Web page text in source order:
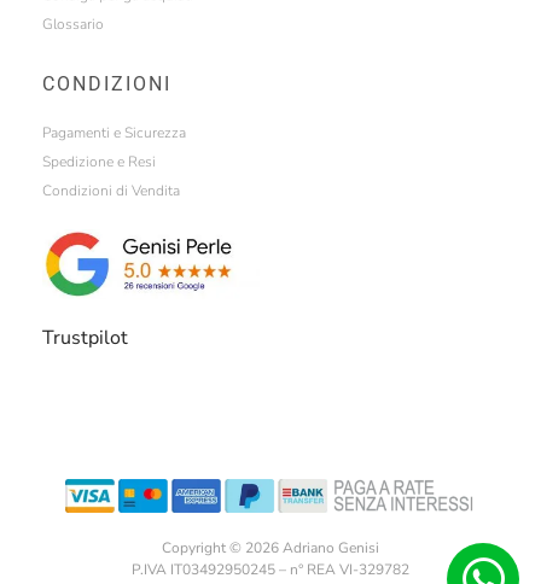
Glossario
CONDIZIONI
Pagamenti e Sicurezza
Spedizione e Resi
Condizioni di Vendita
Trustpilot
Copyright © 2026 Adriano Genisi
P.IVA IT03492950245 – n° REA VI-329782